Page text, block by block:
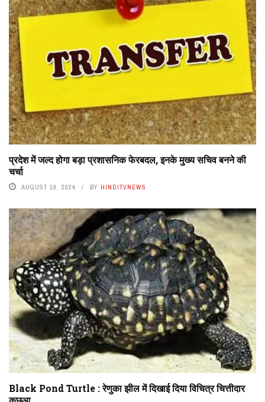
प्रदेश में जल्द होगा बड़ा प्रशासनिक फेरबदल, इनके मुख्य सचिव बनने की
चर्चा
AUGUST 19, 2024 BY HINDITVNEWS
Black Pond Turtle : रेणुका झील में दिखाई दिया विचित्र चित्तीदार